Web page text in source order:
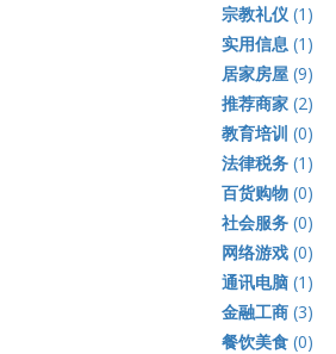
宗教礼仪(1)
实用信息 (1)
居家房屋(9)
推荐商家(2)
教育培训 (0)
法律税务(1)
百货购物(0)
社会服务(0)
网络游戏(0)
通讯电脑(1)
金融工商(3)
餐饮美食(0)